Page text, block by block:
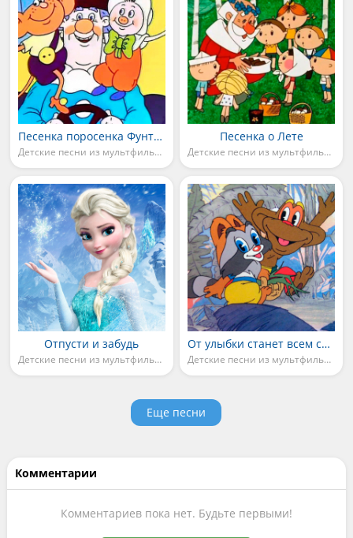
Песенка поросенка Фунтика
Детские песни из мультфильмов
Песенка о Лете
Детские песни из мультфильмов
Отпусти и забудь
Детские песни из мультфильмов
От улыбки станет всем светлей
Детские песни из мультфильмов
Еще песни
Комментарии
Комментариев пока нет. Будьте первыми!